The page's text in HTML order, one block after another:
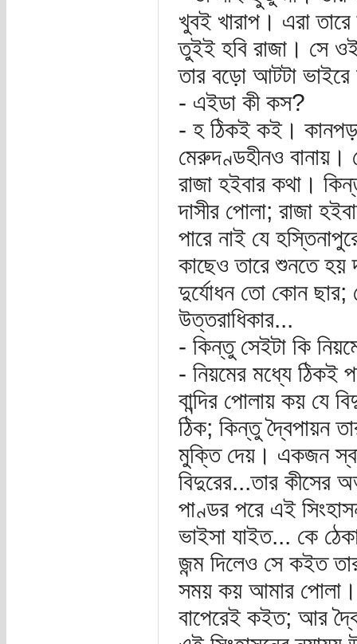
খুবই খারাপ। এরা তারে
তুইই হবি রাজা। সে
তার বড়ো আটটা
- এইডা কী কস?
- হ ঠিকই কই।
মেরুদণ্ডহীনও বানায়।
রাজা হইবার কথা।
দাসীর পোলা; রাজা
পারে নাই যে
কাছেও তারে শুনতে হয়
দুর্যোধন তো কোন
উত্তরাধিকার...
- কিন্তু সেইটা কি
- নিয়মের মধ্যে
বান্দির পোলায় কয় যে
ঠিক; কিন্তু দ্বৈপায়ন
মুক্তি দেয়। একজন
বিদুরের...তার কীসের
পাণ্ডর পরে এই
ভাইসা যাইত... কে
জন্ম দিলেও সে কইত
সময় কয় আমার পোলা।
বাপেরেই কইত; আর